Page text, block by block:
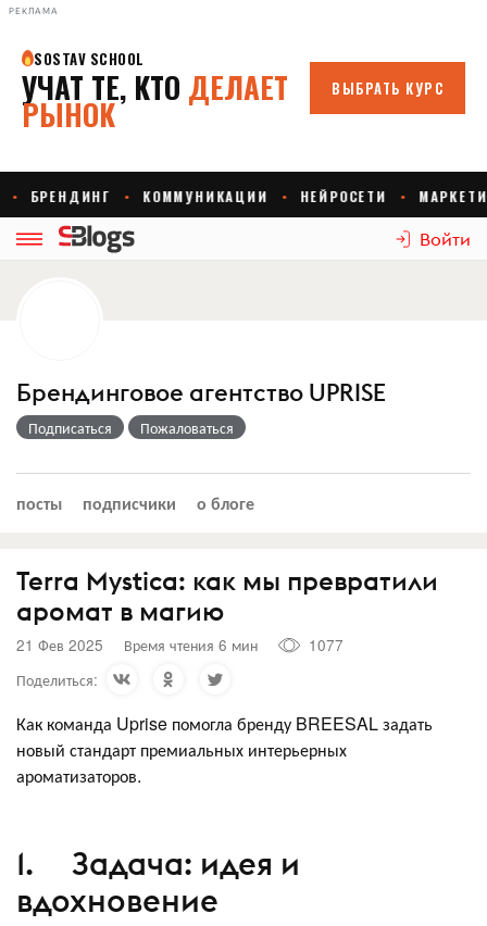
РЕКЛАМА
Войти
Брендинговое агентство UPRISE
Подписаться Пожаловаться
посты подписчики о блоге
Terra Mystica: как мы превратили
аромат в магию
21 Фев 2025 Время чтения 6 мин
1077
Поделиться:
Как команда Uprise помогла бренду BREESAL задать
новый стандарт премиальных интерьерных
ароматизаторов.
1. Задача: идея и
вдохновение